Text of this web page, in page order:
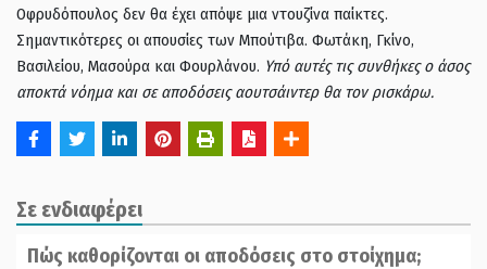
Οφρυδόπουλος δεν θα έχει απόψε μια ντουζίνα παίκτες.
Σημαντικότερες οι απουσίες των Μπούτιβα. Φωτάκη, Γκίνο,
Βασιλείου, Μασούρα και Φουρλάνου. Υπό αυτές τις συνθήκες ο άσος
αποκτά νόημα και σε αποδόσεις αουτσάιντερ θα τον ρισκάρω.
Σε ενδιαφέρει
Πώς καθορίζονται οι αποδόσεις στο στοίχημα;